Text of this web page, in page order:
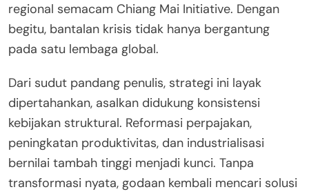
regional semacam Chiang Mai Initiative. Dengan
begitu, bantalan krisis tidak hanya bergantung
pada satu lembaga global.
Dari sudut pandang penulis, strategi ini layak
dipertahankan, asalkan didukung konsistensi
kebijakan struktural. Reformasi perpajakan,
peningkatan produktivitas, dan industrialisasi
bernilai tambah tinggi menjadi kunci. Tanpa
transformasi nyata, godaan kembali mencari solusi